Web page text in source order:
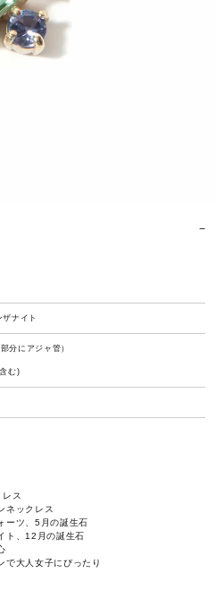
ナイト
分にアジャ管）
む)
ス
ネックレス
ーツ、5月の誕生石
ト、12月の誕生石
で大人女子にぴったり